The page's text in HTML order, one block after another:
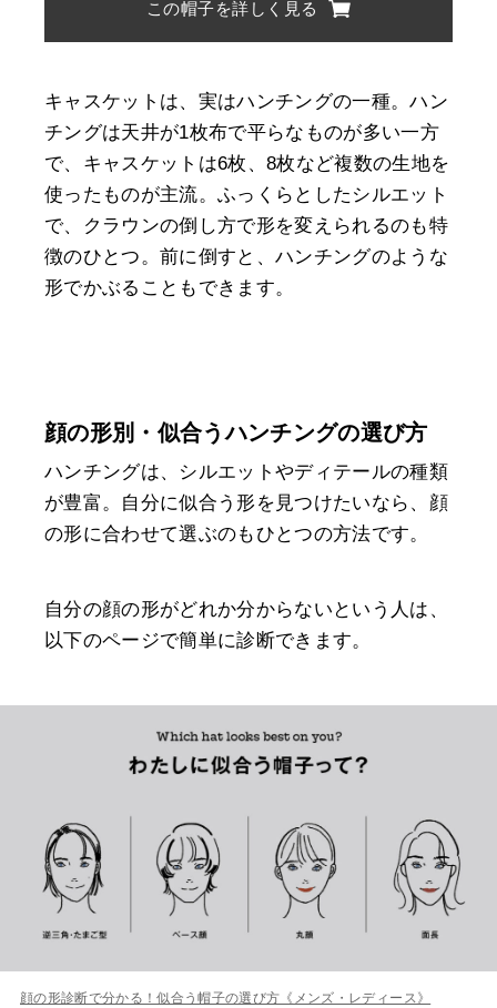
この帽子を詳しく見る
キャスケットは、実はハンチングの一種。ハン
チングは天井が1枚布で平らなものが多い一方
で、キャスケットは6枚、8枚など複数の生地を
使ったものが主流。ふっくらとしたシルエット
で、クラウンの倒し方で形を変えられるのも特
徴のひとつ。前に倒すと、ハンチングのような
形でかぶることもできます。
顔の形別・似合うハンチングの選び方
ハンチングは、シルエットやディテールの種類
が豊富。自分に似合う形を見つけたいなら、顔
の形に合わせて選ぶのもひとつの方法です。
自分の顔の形がどれか分からないという人は、
以下のページで簡単に診断できます。
顔の形診断で分かる！似合う帽子の選び方《メンズ・レディース》